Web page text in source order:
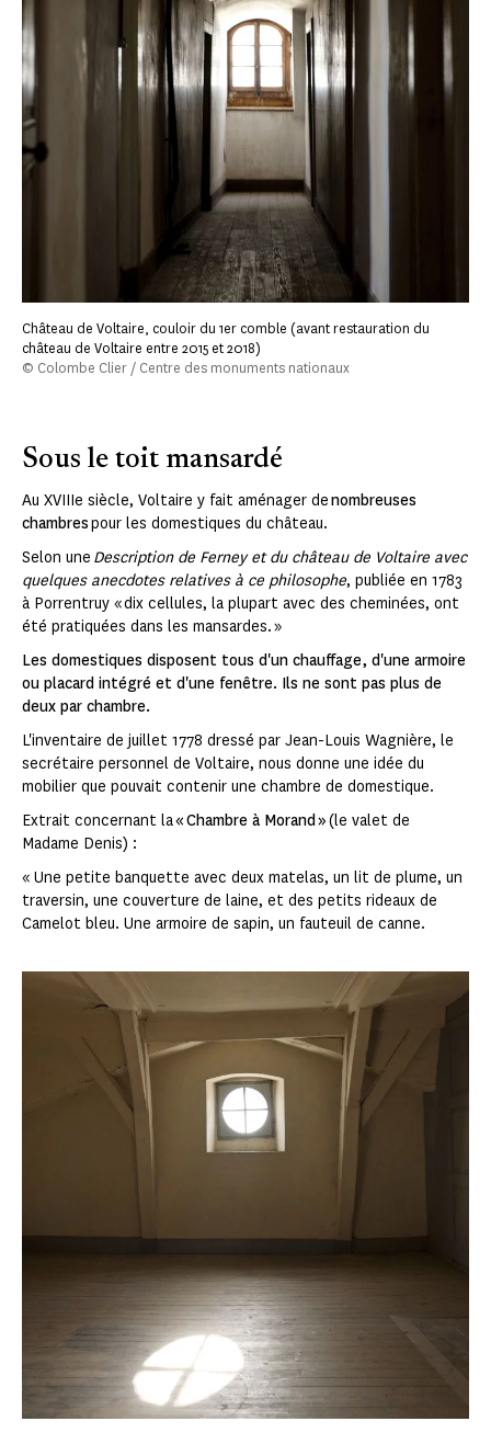
Château de Voltaire, couloir du 1er comble (avant restauration du
château de Voltaire entre 2015 et 2018)
© Colombe Clier / Centre des monuments nationaux
Sous le toit mansardé
Au XVIIIe siècle, Voltaire y fait aménager denombreuses
chambrespour les domestiques du château.
Selon une Description de Ferney et du château de Voltaire avec
quelques anecdotes relatives à ce philosophe, publiée en 1783
à Porrentruy « dix cellules, la plupart avec des cheminées, ont
été pratiquées dans les mansardes. »
Les domestiques disposent tous d'un chauffage, d'une armoire
ou placard intégré et d'une fenêtre. Ils ne sont pas plus de
deux par chambre.
L'inventaire de juillet 1778 dressé par Jean-Louis Wagnière, le
secrétaire personnel de Voltaire, nous donne une idée du
mobilier que pouvait contenir une chambre de domestique.
Extrait concernant la« Chambre à Morand »(le valet de
Madame Denis) :
« Une petite banquette avec deux matelas, un lit de plume, un
traversin, une couverture de laine, et des petits rideaux de
Camelot bleu. Une armoire de sapin, un fauteuil de canne.